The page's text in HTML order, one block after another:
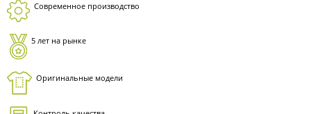
Современное производство
5 лет на рынке
Оригинальные модели